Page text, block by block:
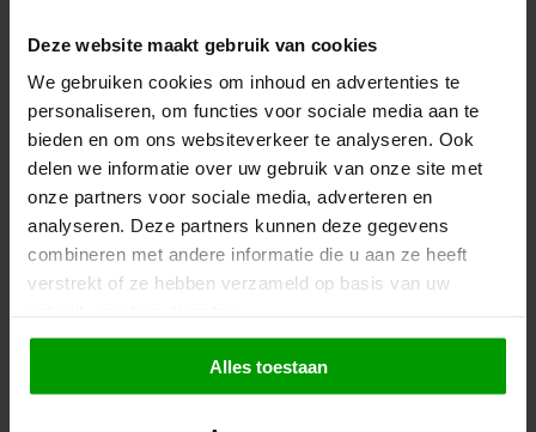
Deze website maakt gebruik van cookies
We gebruiken cookies om inhoud en advertenties te
personaliseren, om functies voor sociale media aan te
bieden en om ons websiteverkeer te analyseren. Ook
delen we informatie over uw gebruik van onze site met
onze partners voor sociale media, adverteren en
analyseren. Deze partners kunnen deze gegevens
combineren met andere informatie die u aan ze heeft
verstrekt of ze hebben verzameld op basis van uw
Alles toestaan
€3,69 €3,69
Vegan Vegan